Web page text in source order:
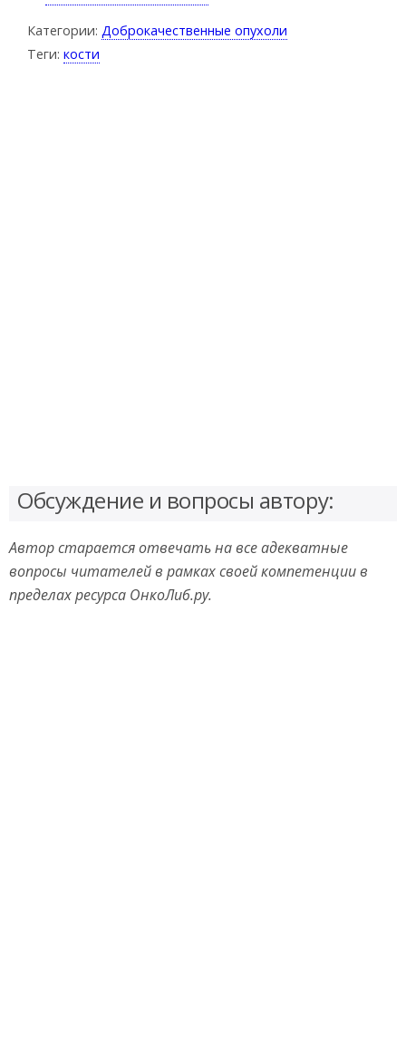
Категории: Доброкачественные опухоли
Теги: кости
Обсуждение и вопросы автору:
Автор старается отвечать на все адекватные
вопросы читателей в рамках своей компетенции в
пределах ресурса ОнкоЛиб.ру.